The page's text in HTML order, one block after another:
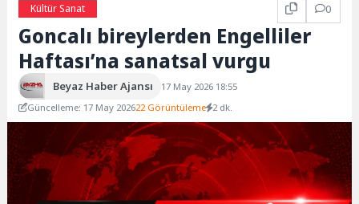
Kültür Sanat
0
Goncalı bireylerden Engelliler
Haftası’na sanatsal vurgu
Beyaz Haber Ajansı
17 May 2026 18:55
Güncelleme: 17 May 202622 Görüntüleme 2 dk.